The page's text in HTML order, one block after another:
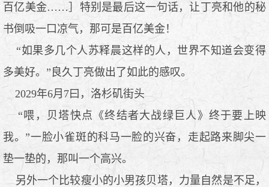
百亿美金……］特别是最后这一句话，让丁亮和他的秘
书倒吸一口凉气，那可是百亿美金！
“如果多几个人苏释晨这样的人，世界不知道会变得
多美好。”良久丁亮做出了如此的感叹。
2029年6月7曰，洛杉矶街头
“喂，贝塔快点《终结者大战绿巨人》终于要上映
我。”一脸小雀斑的科马一脸的兴奋，走起路来脚尖一
垫一垫的，那叫一个高兴。
另外一个比较瘦小的小男孩贝塔，力量自然是不足，